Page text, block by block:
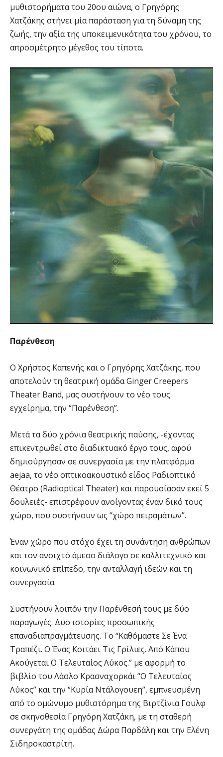
μυθιστορήματα του 20ου αιώνα, ο Γρηγόρης
Χατζάκης στήνει μία παράσταση για τη δύναμη της
ζωής, την αξία της υποκειμενικότητα του χρόνου, το
απροσμέτρητο μέγεθος του τίποτα.
Παρένθεση
Ο Χρήστος Καπενής και ο Γρηγόρης Χατζάκης, που
αποτελούν τη θεατρική ομάδα Ginger Creepers
Theater Band, μας συστήνουν το νέο τους
εγχείρημα, την “Παρένθεση”.
Μετά τα δύο χρόνια θεατρικής παύσης, -έχοντας
επικεντρωθεί στο διαδικτυακό έργο τους, αφού
δημιούργησαν σε συνεργασία με την πλατφόρμα
aejaa, το νέο οπτικοακουστικό είδος Ραδιοπτικό
Θέατρο (Radioptical Theater) και παρουσίασαν εκεί 5
δουλειές- επιστρέφουν ανοίγοντας έναν δικό τους
χώρο, που συστήνουν ως “χώρο πειραμάτων”.
Έναν χώρο που στόχο έχει τη συνάντηση ανθρώπων
και τον ανοιχτό άμεσο διάλογο σε καλλιτεχνικό και
κοινωνικό επίπεδο, την ανταλλαγή ιδεών και τη
συνεργασία.
Συστήνουν λοιπόν την Παρένθεσή τους με δύο
παραγωγές. Δύο ιστορίες προσωπικής
επαναδιαπραγμάτευσης. Το “Καθόμαστε Σε Ένα
Τραπέζι. Ο Ένας Κοιτάει Τις Γρίλιες. Από Κάπου
Ακούγεται Ο Τελευταίος Λύκος.” με αφορμή το
βιβλίο του Λάσλο Κρασναχορκάι “Ο Τελευταίος
Λύκος” και την “Κυρία Ντάλογουεη”, εμπνευσμένη
από το ομώνυμο μυθιστόρημα της Βιρτζίνια Γουλφ
σε σκηνοθεσία Γρηγόρη Χατζάκη, με τη σταθερή
συνεργάτη της ομάδας Δώρα Παρδάλη και την Ελένη
Σιδηροκαστρίτη.